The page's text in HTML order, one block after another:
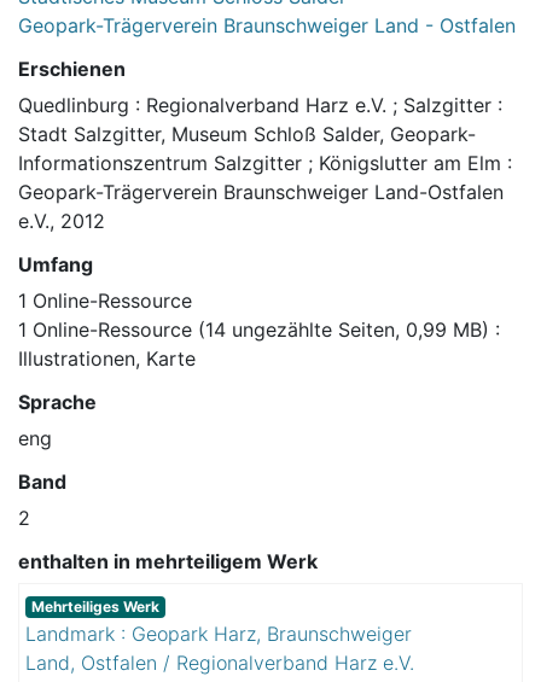
Geopark-Trägerverein Braunschweiger Land - Ostfalen
Erschienen
Quedlinburg : Regionalverband Harz e.V. ; Salzgitter :
Stadt Salzgitter, Museum Schloß Salder, Geopark-
Informationszentrum Salzgitter ; Königslutter am Elm :
Geopark-Trägerverein Braunschweiger Land-Ostfalen
e.V., 2012
Umfang
1 Online-Ressource
1 Online-Ressource (14 ungezählte Seiten, 0,99 MB) :
Illustrationen, Karte
Sprache
eng
Band
2
enthalten in mehrteiligem Werk
Mehrteiliges Werk
Landmark : Geopark Harz, Braunschweiger
Land, Ostfalen / Regionalverband Harz e.V.